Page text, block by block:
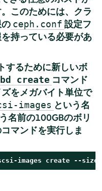
このためには、クラ
ceph.conf 設定フ
持っている必要があ
するために新しいボ
create コマンド
をメガバイト単位で
images という名
名前の100GBのボリ
マンドを実行しま
images create --